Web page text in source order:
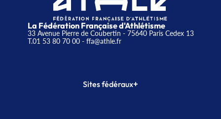
La Fédération Française d'Athlétisme
33 Avenue Pierre de Coubertin - 75640 Paris Cedex 13
T.01 53 80 70 00- ffa@athle.fr
Sites fédéraux+